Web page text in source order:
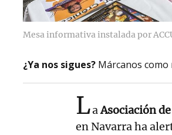
Mesa informativa instalada por
¿Ya nos sigues? Márcanos
LaAsociación
en Navarra ha